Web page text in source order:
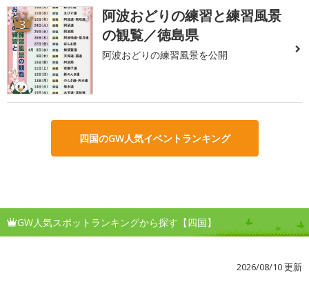
3
阿波おどりの練習と練習風景
の観覧／徳島県
阿波おどりの練習風景を公開
四国のGW人気イベントランキング
GW人気スポットランキングから探す【四国】
2026/08/10 更新